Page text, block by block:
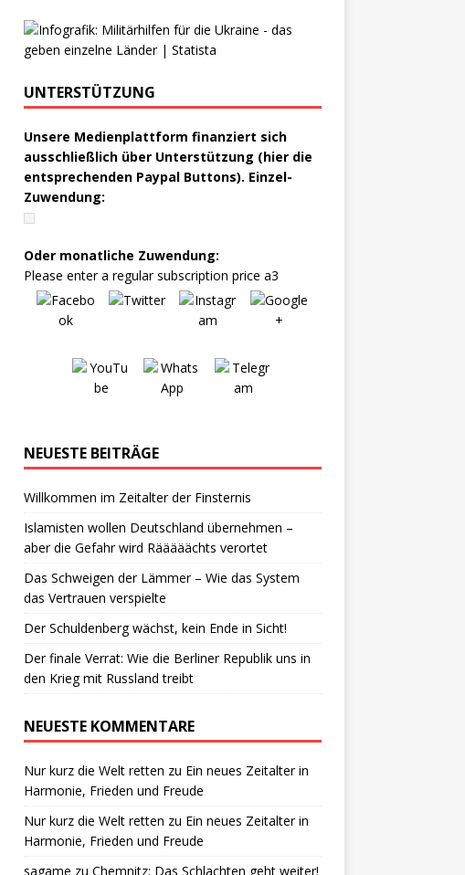
UNTERSTÜTZUNG
Unsere Medienplattform finanziert sich
ausschließlich über Unterstützung (hier die
entsprechenden Paypal Buttons). Einzel-
Zuwendung:
Oder monatliche Zuwendung:
Please enter a regular subscription price a3
NEUESTE BEITRÄGE
Willkommen im Zeitalter der Finsternis
Islamisten wollen Deutschland übernehmen –
aber die Gefahr wird Rääääächts verortet
Das Schweigen der Lämmer – Wie das System
das Vertrauen verspielte
Der Schuldenberg wächst, kein Ende in Sicht!
Der finale Verrat: Wie die Berliner Republik uns in
den Krieg mit Russland treibt
NEUESTE KOMMENTARE
Nur kurz die Welt retten zu Ein neues Zeitalter in
Harmonie, Frieden und Freude
Nur kurz die Welt retten zu Ein neues Zeitalter in
Harmonie, Frieden und Freude
sagame zu Chemnitz: Das Schlachten geht weiter!